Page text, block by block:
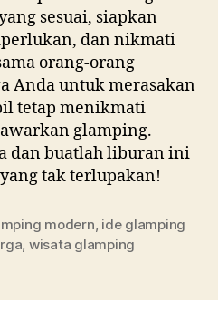
sesuai, siapkan
dan nikmati
orang-orang
Anda untuk merasakan
tetap menikmati
glamping.
dan buatlah liburan ini
tak terlupakan!
modern, ide glamping
, wisata glamping